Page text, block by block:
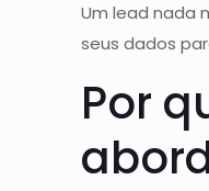
Um lead nada
seus dados
Por